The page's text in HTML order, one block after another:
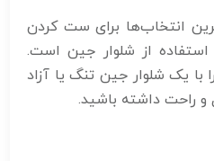
انتخاب‌ها برای ست کردن
استفاده از شلوار جین است.
با یک شلوار جین تنگ یا آزاد
و راحت داشته باشید.